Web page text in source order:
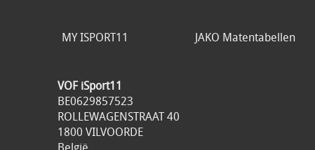
MY ISPORT11 JAKO Matentabellen
VOF iSport11
BE0629857523
ROLLEWAGENSTRAAT 40
1800 VILVOORDE
België